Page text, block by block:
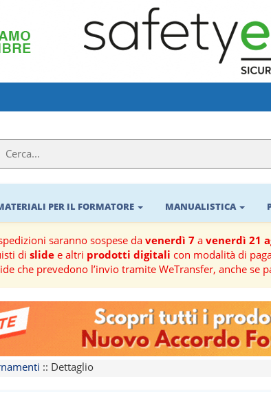
PER IL FORMATORE MANUALISTICA
saranno sospese da venerdì 7a venerdì 21
di slidee altri prodotti digitali con modalità di
che prevedono l’invio tramite WeTransfer, anche se
:: Dettaglio